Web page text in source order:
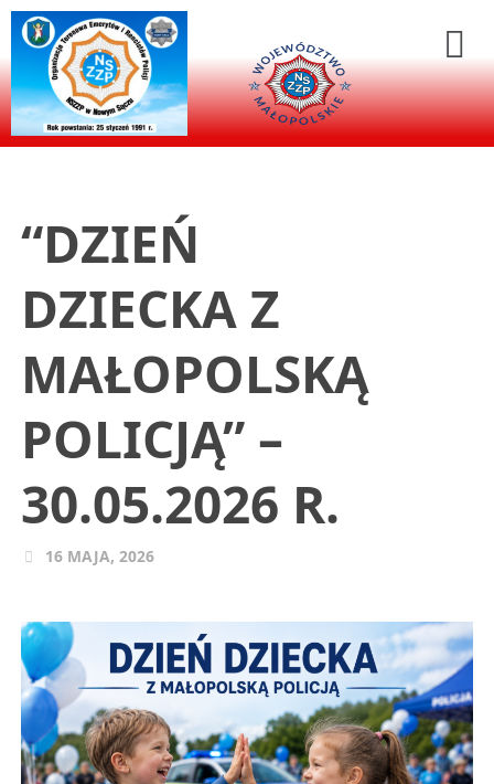
“DZIEŃ
DZIECKA Z
MAŁOPOLSKĄ
POLICJĄ” –
30.05.2026 R.
16 MAJA, 2026